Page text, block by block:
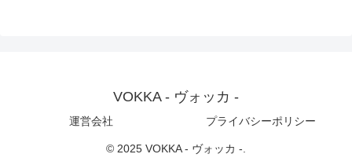
VOKKA - ヴォッカ -
運営会社 プライバシーポリシー
© 2025 VOKKA - ヴォッカ -.